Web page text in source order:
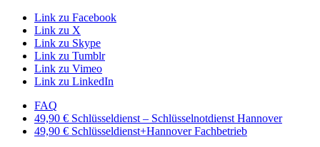
Link zu Facebook
Link zu X
Link zu Skype
Link zu Tumblr
Link zu Vimeo
Link zu LinkedIn
FAQ
49,90 € Schlüsseldienst – Schlüsselnotdienst Hannover
49,90 € Schlüsseldienst+Hannover Fachbetrieb